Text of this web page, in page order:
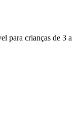
para crianças de 3 a